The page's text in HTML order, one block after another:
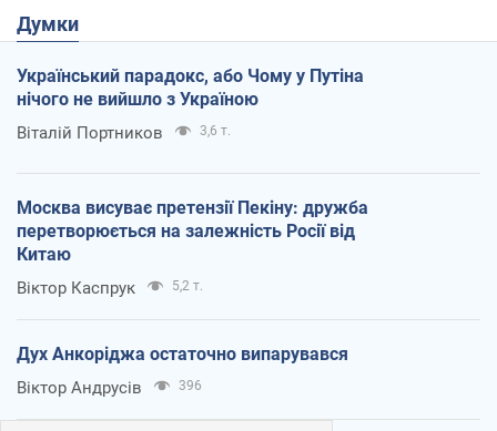
Думки
Український парадокс, або Чому у Путіна
нічого не вийшло з Україною
Віталій Портников 3,6 т.
Москва висуває претензії Пекіну: дружба
перетворюється на залежність Росії від
Китаю
Віктор Каспрук 5,2 т.
Дух Анкоріджа остаточно випарувався
Віктор Андрусів 396